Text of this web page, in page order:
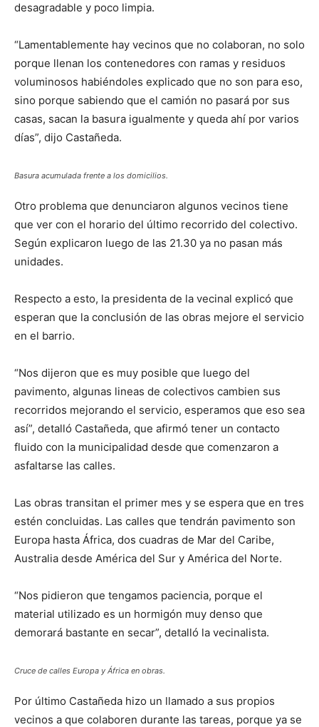
desagradable y poco limpia.
“Lamentablemente hay vecinos que no colaboran, no solo
porque llenan los contenedores con ramas y residuos
voluminosos habiéndoles explicado que no son para eso,
sino porque sabiendo que el camión no pasará por sus
casas, sacan la basura igualmente y queda ahí por varios
días”, dijo Castañeda.
Basura acumulada frente a los domicilios.
Otro problema que denunciaron algunos vecinos tiene
que ver con el horario del último recorrido del colectivo.
Según explicaron luego de las 21.30 ya no pasan más
unidades.
Respecto a esto, la presidenta de la vecinal explicó que
esperan que la conclusión de las obras mejore el servicio
en el barrio.
“Nos dijeron que es muy posible que luego del
pavimento, algunas lineas de colectivos cambien sus
recorridos mejorando el servicio, esperamos que eso sea
así”, detalló Castañeda, que afirmó tener un contacto
fluido con la municipalidad desde que comenzaron a
asfaltarse las calles.
Las obras transitan el primer mes y se espera que en tres
estén concluidas. Las calles que tendrán pavimento son
Europa hasta África, dos cuadras de Mar del Caribe,
Australia desde América del Sur y América del Norte.
“Nos pidieron que tengamos paciencia, porque el
material utilizado es un hormigón muy denso que
demorará bastante en secar”, detalló la vecinalista.
Cruce de calles Europa y África en obras.
Por último Castañeda hizo un llamado a sus propios
vecinos a que colaboren durante las tareas, porque ya se